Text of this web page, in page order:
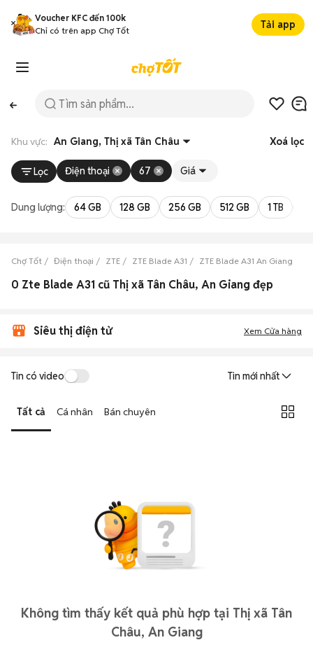
Voucher KFC đến 100k
Chỉ có trên app Chợ Tốt
Tải app
Khu vực: An Giang, Thị xã Tân Châu Xoá lọc
Lọc Điện thoại 67 Giá
Dung lượng: 64 GB 128 GB 256 GB 512 GB 1 TB
Chợ Tốt Điện thoại ZTE ZTE Blade A31 ZTE Blade A31 An Giang
0 Zte Blade A31 cũ Thị xã Tân Châu, An Giang đẹp
Siêu thị điện tử Xem Cửa hàng
Tin có video Tin mới nhất
Tất cả Cá nhân Bán chuyên
Không tìm thấy kết quả phù hợp tại Thị xã Tân
Châu, An Giang